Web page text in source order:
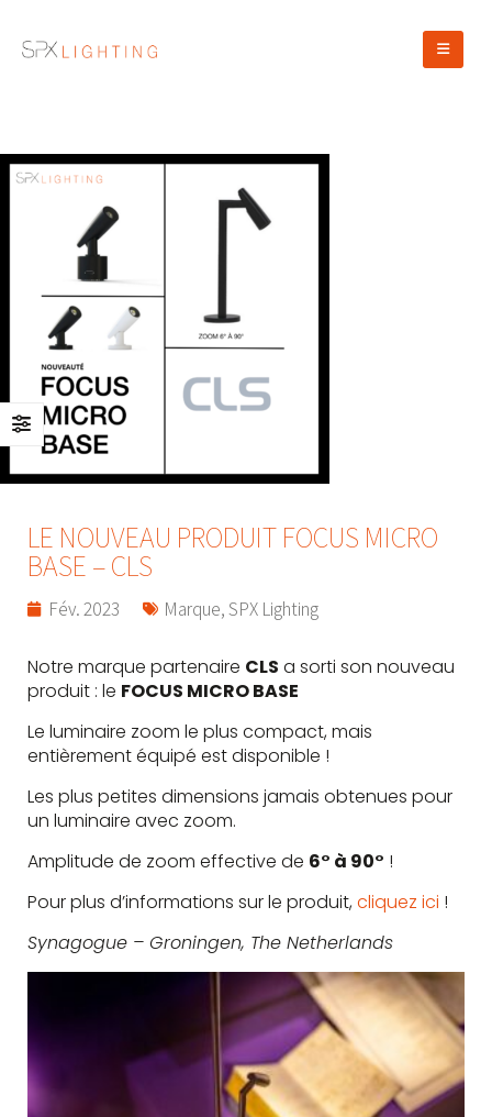
LE NOUVEAU PRODUIT FOCUS MICRO
BASE – CLS
Fév. 2023 Marque,SPX Lighting
Notre marque partenaire CLS a sorti son nouveau
produit : le FOCUS MICRO BASE
Le luminaire zoom le plus compact, mais
entièrement équipé est disponible !
Les plus petites dimensions jamais obtenues pour
un luminaire avec zoom.
Amplitude de zoom effective de 6° à 90° !
Pour plus d’informations sur le produit,cliquez ici !
Synagogue – Groningen, The Netherlands